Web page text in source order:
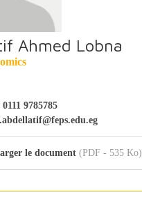
Ahmed Lobna
0111 9785785
le document (PDF - 535 Ko)